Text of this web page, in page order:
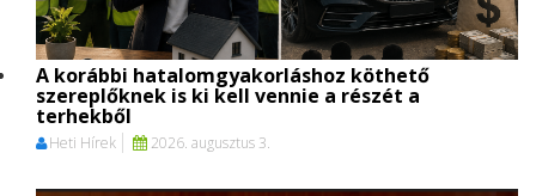
A korábbi hatalomgyakorláshoz köthető
szereplőknek is ki kell vennie a részét a
terhekből
Heti Hírek 2026. augusztus 3.